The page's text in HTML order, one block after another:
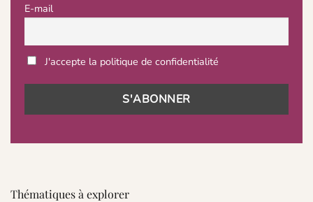
E-mail
J'accepte la politique de confidentialité
Thématiques à explorer